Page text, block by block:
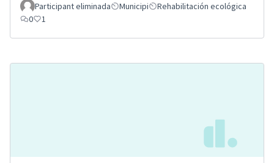
Participant eliminada
Municipi
Rehabilitación ecológica
0
1